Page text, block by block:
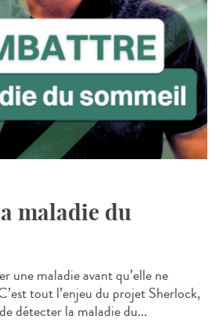
maladie du
une maladie avant qu’elle ne
tout l’enjeu du projet Sherlock,
détecter la maladie du...